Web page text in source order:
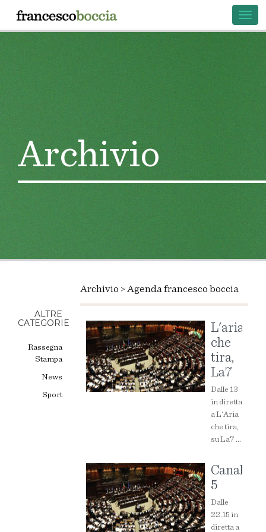
Archivio
ALTRE
CATEGORIE
Rassegna
Stampa
News
Sport
Archivio > Agenda francesco boccia
L'aria
che
tira,
La7
Dalle 13
in diretta
a L'Aria
che tira,
su La7 ...
Canale
5
Dalle
22.15 in
diretta a